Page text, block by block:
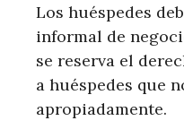
Los huéspedes
informal de
se reserva el
a huéspedes que
apropiadamente.